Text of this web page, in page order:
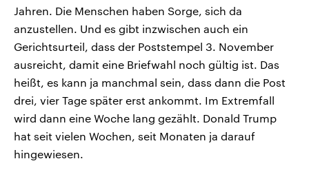
Jahren. Die Menschen haben Sorge, sich da
anzustellen. Und es gibt inzwischen auch ein
Gerichtsurteil, dass der Poststempel 3. November
ausreicht, damit eine Briefwahl noch gültig ist. Das
heißt, es kann ja manchmal sein, dass dann die Post
drei, vier Tage später erst ankommt. Im Extremfall
wird dann eine Woche lang gezählt. Donald Trump
hat seit vielen Wochen, seit Monaten ja darauf
hingewiesen.